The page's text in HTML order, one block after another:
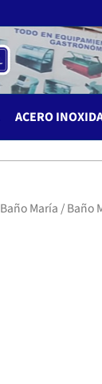
ACERO
Baño María/ Baño